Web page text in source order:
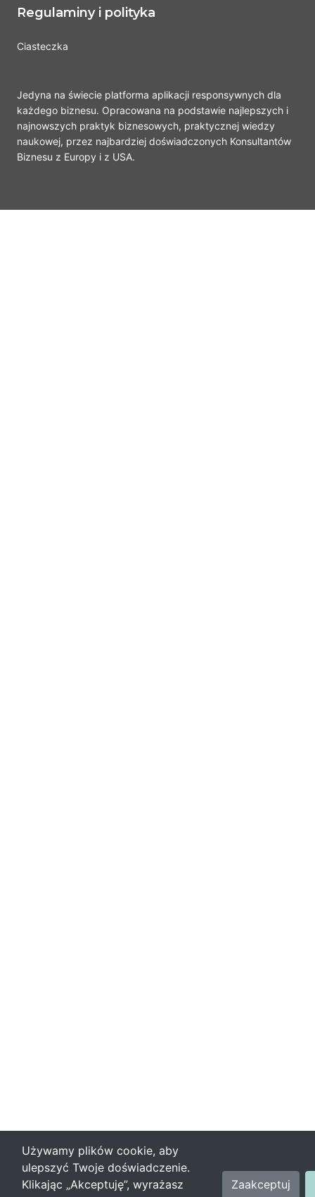
Regulaminy i polityka
Ciasteczka
Jedyna na świecie platforma aplikacji responsywnych dla
każdego biznesu. Opracowana na podstawie najlepszych i
najnowszych praktyk biznesowych, praktycznej wiedzy
naukowej, przez najbardziej doświadczonych Konsultantów
Biznesu z Europy i z USA.
Używamy plików cookie, aby
ulepszyć Twoje doświadczenie.
Klikając „Akceptuję”, wyrażasz
Zaakceptuj